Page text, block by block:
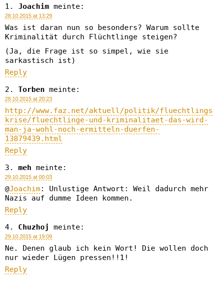
Joachim meinte:
28.10.2015 at 13:29
Was ist daran nun so besonders? Warum sollte
Kriminalität durch Flüchtlinge steigen?
(Ja, die Frage ist so simpel, wie sie
sarkastisch ist)
Reply
Torben meinte:
28.10.2015 at 20:23
http://www.faz.net/aktuell/politik/fluechtlings
krise/fluechtlinge-und-kriminalitaet-das-wird-
man-ja-wohl-noch-ermitteln-duerfen-
13879439.html
Reply
meh meinte:
29.10.2015 at 00:03
@Joachim: Unlustige Antwort: Weil dadurch mehr
Nazis auf dumme Ideen kommen.
Reply
Chuzhoj
meinte:
29.10.2015 at 19:09
Ne. Denen glaub ich kein Wort! Die wollen doch
nur wieder Lügen pressen!!1!
Reply